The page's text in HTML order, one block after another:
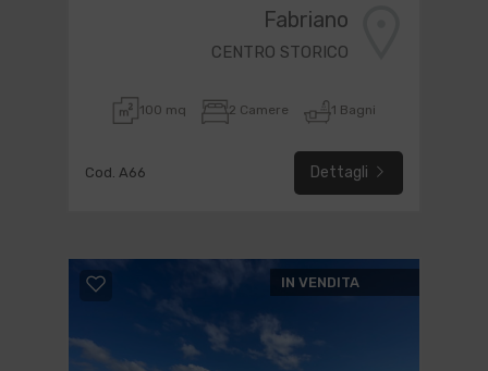
Fabriano
CENTRO STORICO
100 mq 2 Camere 1 Bagni
Cod. A66 Dettagli
IN VENDITA